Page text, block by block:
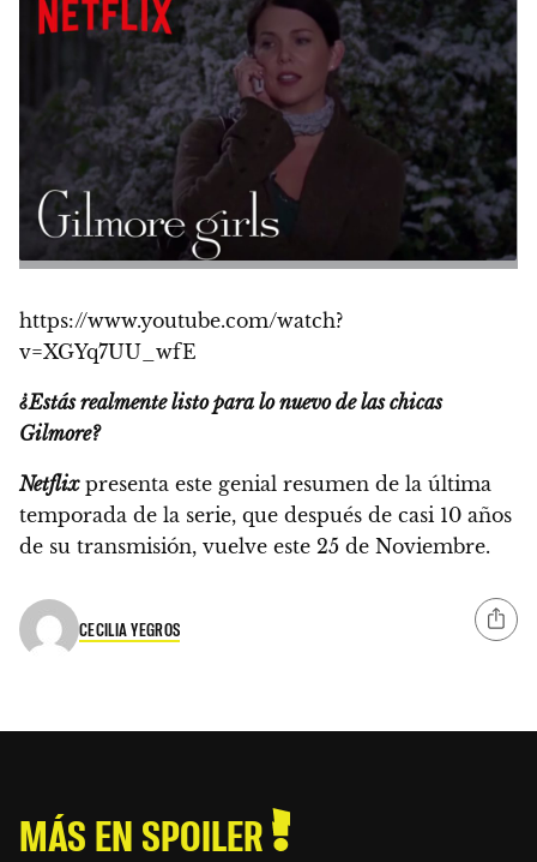
https://www.youtube.com/watch?
v=XGYq7UU_wfE
¿Estás realmente listo para lo nuevo de las chicas
Gilmore?
Netflixpresenta este genial resumen de la última
temporada de la serie, que después de casi 10 años
de su transmisión, vuelve este 25 de Noviembre.
CECILIA YEGROS
MÁS EN SPOILER